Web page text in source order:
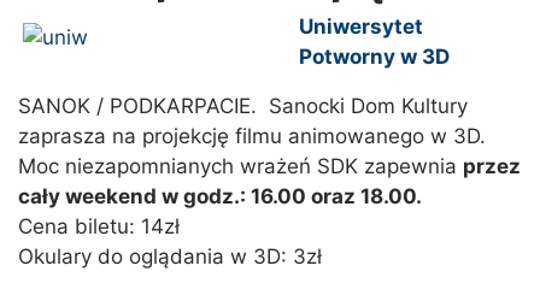
Uniwersytet
Potworny w 3D
SANOK / PODKARPACIE. Sanocki Dom Kultury
zaprasza na projekcję filmu animowanego w 3D.
Moc niezapomnianych wrażeń SDK zapewnia przez
cały weekend w godz.: 16.00 oraz 18.00.
Cena biletu: 14zł
Okulary do oglądania w 3D: 3zł